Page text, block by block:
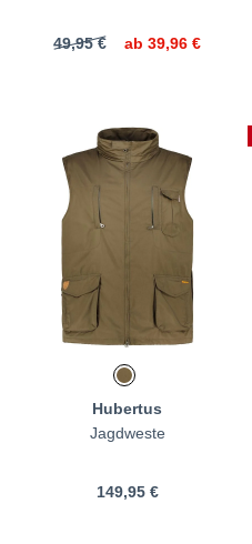
49,95 € ab 39,96 €
Hubertus
Jagdweste
149,95 €